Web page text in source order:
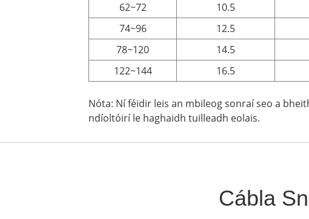
62~72
10.5
74~96
12.5
78~120
14.5
122~144
16.5
Nóta: Ní féidir leis an mbileog sonraí seo a
ndíoltóirí le haghaidh tuilleadh eolais.
Cábla